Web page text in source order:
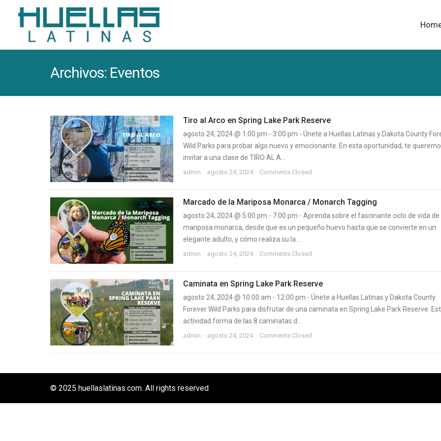
Archivos: Eventos
Tiro al Arco en Spring Lake Park Reserve
agosto 24, 2024 @ 1:00 pm - 3:00 pm - Únete a Huellas Latinas y Dakota County
Wild Parks para probar algo nuevo y emocionante. En esta oportunidad, te
invitar a una clase de TIRO AL A...
admin agosto 24, 2024 Comments Closed
Marcado de la Mariposa Monarca / Monarch Tagging
agosto 24, 2024 @ 5:00 pm - 7:00 pm - Aprenda sobre el fascinante ciclo de vida de
mariposa monarca, desde que es un pequeño huevo hasta que se convierte en un
elegante adulto, y cómo realiza su la...
admin agosto 24, 2024 Comments Closed
Caminata en Spring Lake Park Reserve
agosto 24, 2024 @ 10:00 am - 12:00 pm - Únete a Huellas Latinas y Dakota County
Forever Wild Parks para disfrutar de una caminata en Spring Lake Park Reserve.
actividad forma de las 8 caminatas d...
admin agosto 24, 2024 Comments Closed
© 2025 huellaslatinas.com. All rights reserved